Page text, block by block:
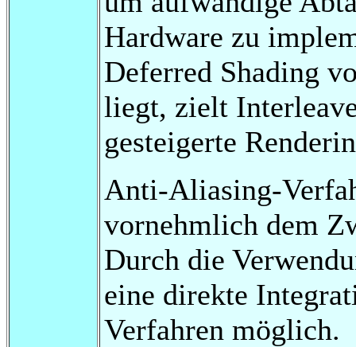
Hardware zu
Deferred Shading
liegt, zielt
gesteigerte
Anti-Aliasing-
vornehmlich dem
Durch die
eine direkte
Verfahren möglich.